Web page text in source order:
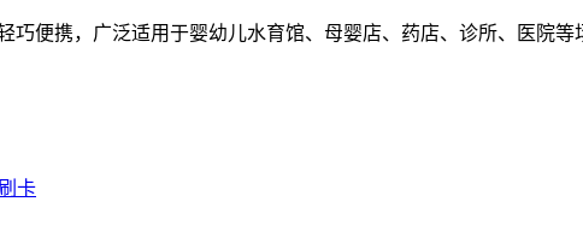
巧便携，广泛适用于婴幼儿水育馆、母婴店、药店、诊所、医院等
卡